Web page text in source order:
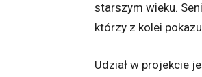
starszym wieku.
którzy z kolei
Udział w projekcie